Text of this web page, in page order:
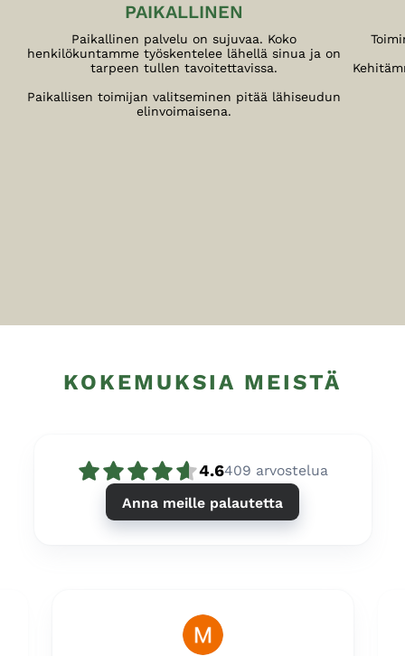
PAIKALLINEN
Paikallinen palvelu on sujuvaa. Koko
henkilökuntamme työskentelee lähellä sinua ja on
tarpeen tullen tavoitettavissa.
Paikallisen toimijan valitseminen pitää lähiseudun
elinvoimaisena.
KOKEMUKSIA MEISTÄ
4.6409 arvostelua
Anna meille palautetta